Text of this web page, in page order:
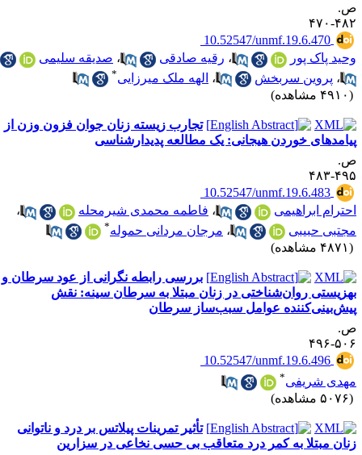
۴۷۰
‎ 10.52547/unmf.19.6.470
پاک پور
،رقیه صادقی ،صدیقه سلیمی
،پروین سربخش ،الهه ملک میرزایی
تجارب زیسته زنان جوان فزون وزن از
خوردن هیجانی: یک مطالعه پدیدارشناسی
۴۸۳
‎ 10.52547/unmf.19.6.483
ابراهیمی
،فاطمه محمدی شیرمحله
،
حبیبی
،مرجان مردانی حموله*
بررسی رابطه نگرانی از عود سرطان و
روان‌شناختی در زنان مبتلا به سرطان سینه: نقش
عوامل سبب‌ساز سرطان
۴۹۶
‎ 10.52547/unmf.19.6.496
شریفی
تأثیر تمرینات پیلاتس بر درد و ناتوانی
مبتلا به کمر درد متعاقب بی حسی نخاعی در سزارین